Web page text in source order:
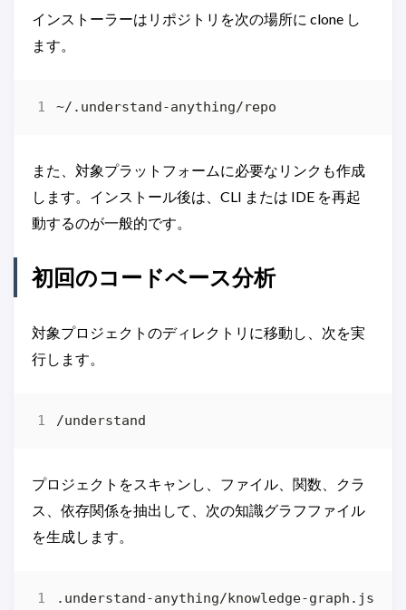
インストーラーはリポジトリを次の場所に clone し
ます。
また、対象プラットフォームに必要なリンクも作成
します。インストール後は、CLI または IDE を再起
動するのが一般的です。
初回のコードベース分析
対象プロジェクトのディレクトリに移動し、次を実
行します。
プロジェクトをスキャンし、ファイル、関数、クラ
ス、依存関係を抽出して、次の知識グラフファイル
を生成します。